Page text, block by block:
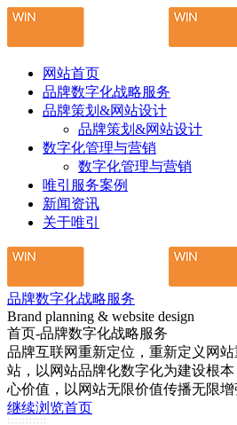
网站首页
品牌数字化战略服务
品牌策划&网站设计
品牌策划&网站设计
数字化管理与营销
数字化管理与营销
唯引服务案例
新闻资讯
关于唯引
品牌数字化战略服务
Brand planning & website design
首页-品牌数字化战略服务
品牌互联网重新定位，重新定义网
站，以网站品牌化数字化为建设根
心价值，以网站无限价值传播无限增
继续浏览首页